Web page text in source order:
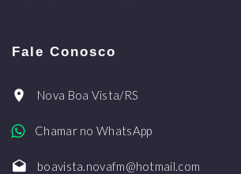
Fale Conosco
Nova Boa Vista/RS
Chamar no WhatsApp
boavista.novafm@hotmail.com